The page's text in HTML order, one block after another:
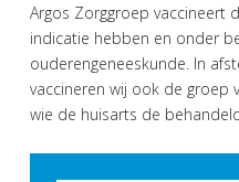
Argos Zorggroep vaccineert
indicatie hebben en onder
ouderengeneeskunde. In
vaccineren wij ook de groep
wie de huisarts de